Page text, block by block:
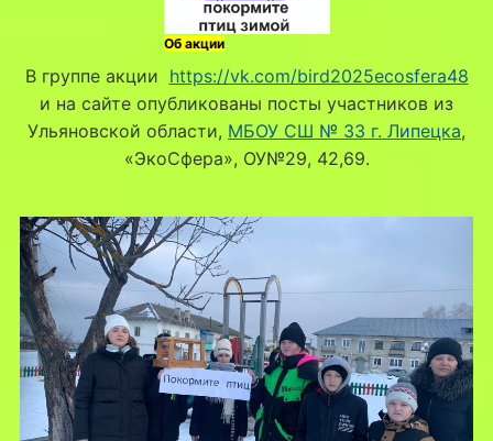
Об акции
В группе акции https://vk.com/bird2025ecosfera48
и на сайте опубликованы посты участников из
Ульяновской области, МБОУ СШ № 33 г. Липецка,
«ЭкоСфера», ОУ№29, 42,69.